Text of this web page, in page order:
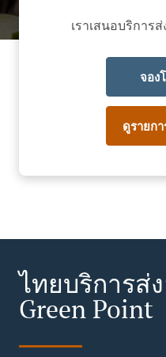
เราเสนอบริการ
จอง
ดูรายก
ไทยบริการส่
Green Point